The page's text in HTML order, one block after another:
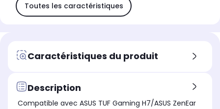
Toutes les caractéristiques
Caractéristiques du produit
Description
Compatible avec ASUS TUF Gaming H7/ASUS ZenEar